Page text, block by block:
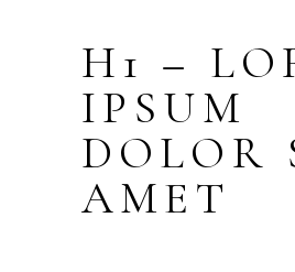
H1 –
IPSUM
DOLOR
AMET